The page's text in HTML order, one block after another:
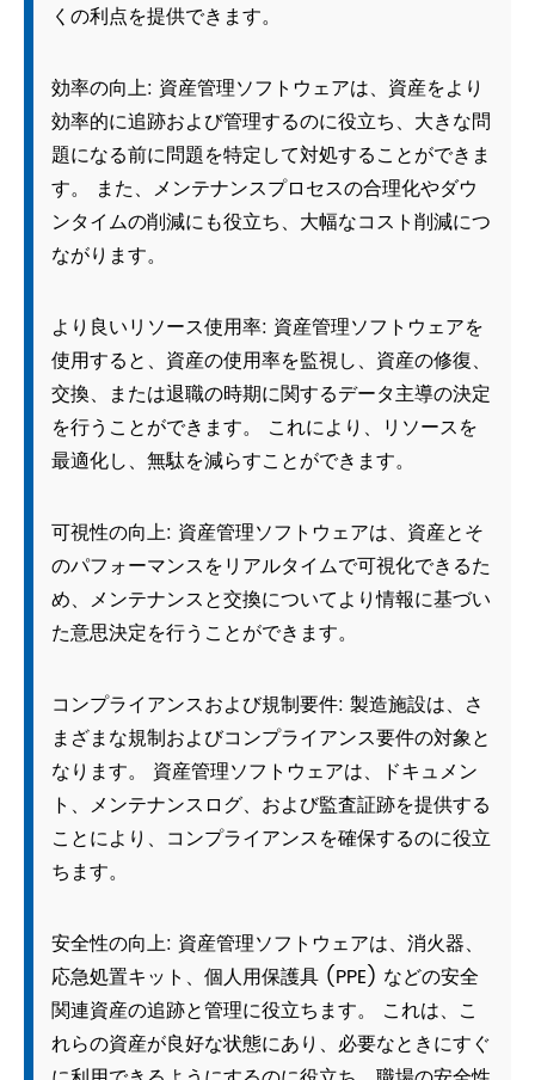
くの利点を提供できます。
効率の向上: 資産管理ソフトウェアは、資産をより
効率的に追跡および管理するのに役立ち、大きな問
題になる前に問題を特定して対処することができま
す。 また、メンテナンスプロセスの合理化やダウ
ンタイムの削減にも役立ち、大幅なコスト削減につ
ながります。
より良いリソース使用率: 資産管理ソフトウェアを
使用すると、資産の使用率を監視し、資産の修復、
交換、または退職の時期に関するデータ主導の決定
を行うことができます。 これにより、リソースを
最適化し、無駄を減らすことができます。
可視性の向上: 資産管理ソフトウェアは、資産とそ
のパフォーマンスをリアルタイムで可視化できるた
め、メンテナンスと交換についてより情報に基づい
た意思決定を行うことができます。
コンプライアンスおよび規制要件: 製造施設は、さ
まざまな規制およびコンプライアンス要件の対象と
なります。 資産管理ソフトウェアは、ドキュメン
ト、メンテナンスログ、および監査証跡を提供する
ことにより、コンプライアンスを確保するのに役立
ちます。
安全性の向上: 資産管理ソフトウェアは、消火器、
応急処置キット、個人用保護具 (PPE) などの安全
関連資産の追跡と管理に役立ちます。 これは、こ
れらの資産が良好な状態にあり、必要なときにすぐ